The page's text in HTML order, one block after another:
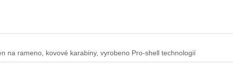
na rameno, kovové karabiny, vyrobeno Pro-shell technologií